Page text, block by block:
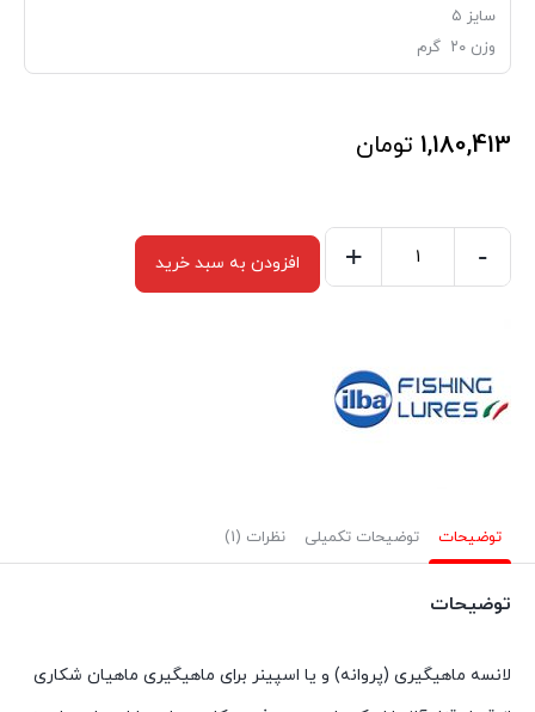
سایز ۵
وزن ۲۰ گرم
1,180,413 تومان
ایلبا
Bubble
عدد
-
+ افزودن به سبد خرید
توضیحات توضیحات تکمیلی نظرات (1)
توضیحات
لانسه ماهیگیری (پروانه) و یا اسپینر برای ماهیگیری ماهیان شکاری